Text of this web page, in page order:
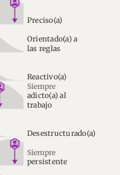
Preciso(a)
Orientado(a) a
las reglas
Reactivo(a)
Siempre
adicto(a) al
trabajo
Desestructurado(a)
Siempre
persistente